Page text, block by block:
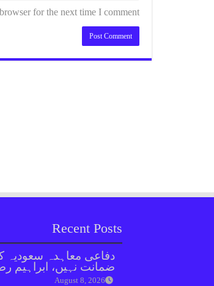
for the next time I comment.
Recent Posts
دفاعی معاہدہ
ضمانت نہیں، ابراہیم
August 8, 2026